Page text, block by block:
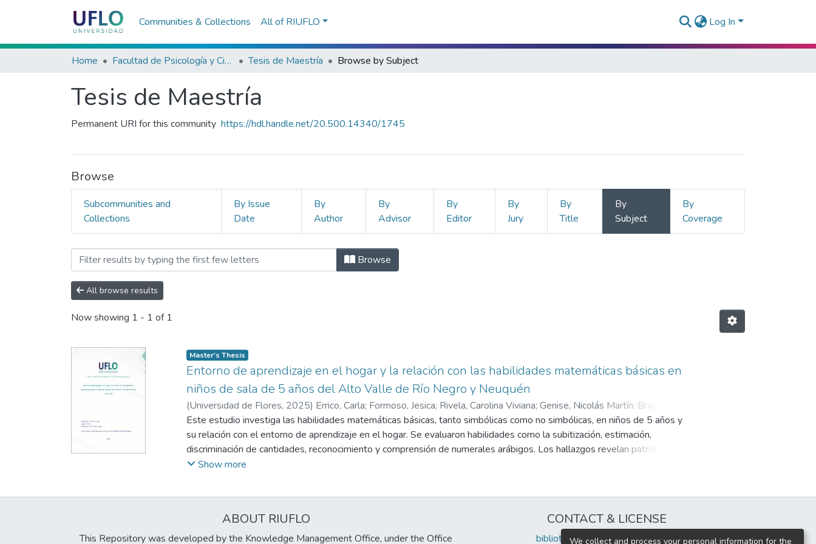
Communities & Collections All of RIUFLO Log In
Home Facultad de Psicología y Ciencias Sociales Tesis de Maestría Browse by Subject
Tesis de Maestría
Permanent URI for this community https://hdl.handle.net/20.500.14340/1745
Browse
Subcommunities and
Collections
By Issue
Date
By
Author
By
Advisor
By
Editor
By
Jury
By
Title
By
Subject
By
Coverage
Browsing Tesis de Maestría by Subject "EDUCACION DE LA PRIMERA INFANCIA"
Browse
All browse results
Now showing 1 - 1 of 1
Master's Thesis
Entorno de aprendizaje en el hogar y la relación con las habilidades matemáticas básicas en
niños de sala de 5 años del Alto Valle de Río Negro y Neuquén
(Universidad de Flores, 2025) Errico, Carla; Formoso, Jesica; Rivela, Carolina Viviana; Genise, Nicolás Martín; Bravo,
Marcela
Este estudio investiga las habilidades matemáticas básicas, tanto simbólicas como no simbólicas, en niños de 5 años y
su relación con el entorno de aprendizaje en el hogar. Se evaluaron habilidades como la subitización, estimación,
discriminación de cantidades, reconocimiento y comprensión de numerales arábigos. Los hallazgos revelan patrones
significativos en tareas de estimación y reconocimiento numérico, destacando que la frecuencia de actividades
actividades matemáticas en el hogar es fundamental para fomentar habilidades matemáticas en los primeros años de
vida.
Show more
ABOUT RIUFLO
This Repository was developed by the Knowledge Management Office, under the Office
CONTACT & LICENSE
biblioteca@uflouniversidad.edu.ar
We collect and process your personal information for the